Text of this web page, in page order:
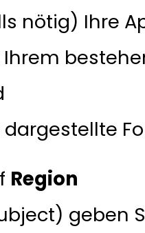
nötig) Ihre
dargestellte
Region
geben